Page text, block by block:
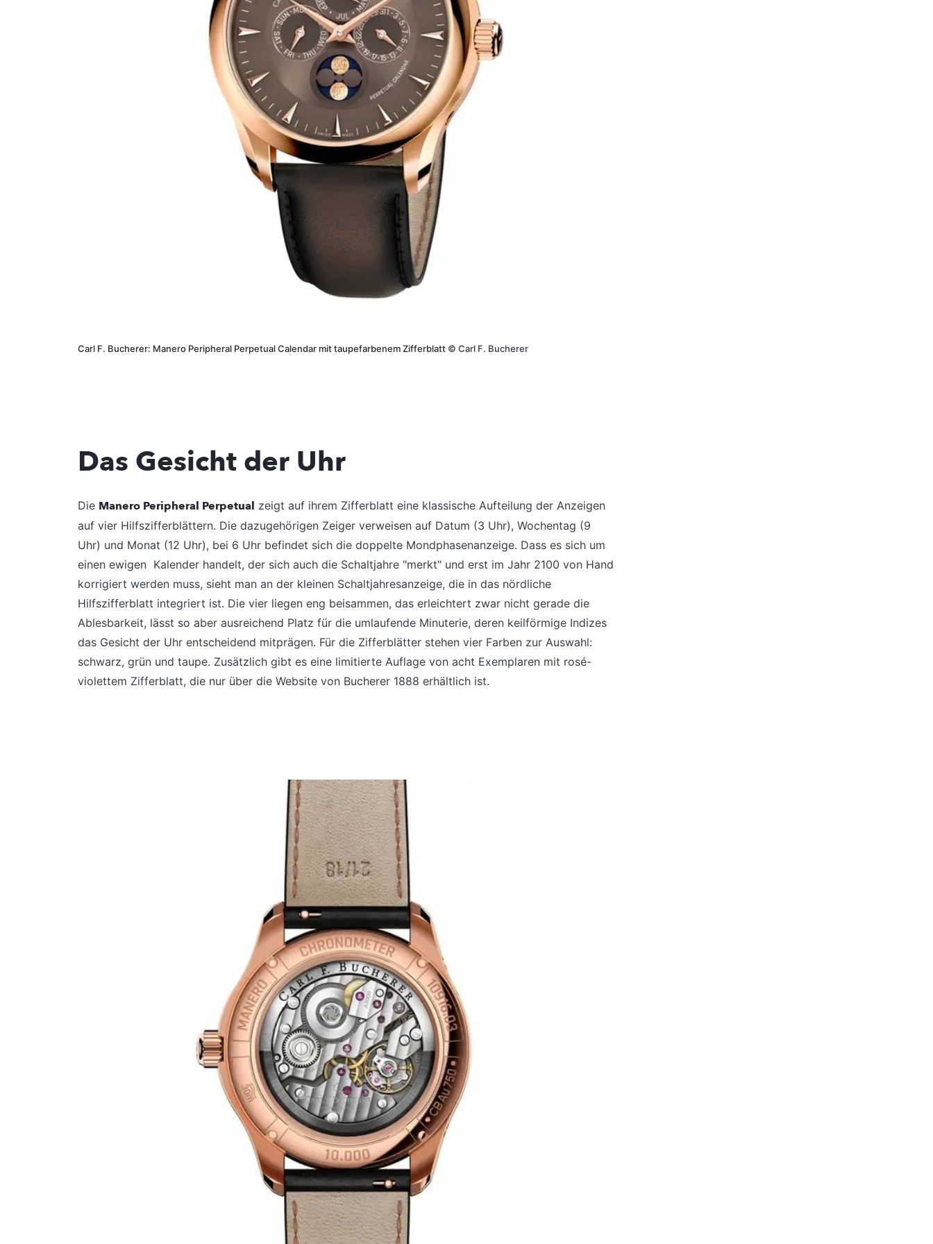
Carl F. Bucherer: Manero Peripheral Perpetual Calendar mit taupefarbenem Zifferblatt © Carl F. Bucherer
Das Gesicht der Uhr
Die Manero Peripheral Perpetual zeigt auf ihrem Zifferblatt eine klassische Aufteilung der Anzeigen
auf vier Hilfszifferblättern. Die dazugehörigen Zeiger verweisen auf Datum (3 Uhr), Wochentag (9
Uhr) und Monat (12 Uhr), bei 6 Uhr befindet sich die doppelte Mondphasenanzeige. Dass es sich um
einen ewigen Kalender handelt, der sich auch die Schaltjahre "merkt" und erst im Jahr 2100 von Hand
korrigiert werden muss, sieht man an der kleinen Schaltjahresanzeige, die in das nördliche
Hilfszifferblatt integriert ist. Die vier liegen eng beisammen, das erleichtert zwar nicht gerade die
Ablesbarkeit, lässt so aber ausreichend Platz für die umlaufende Minuterie, deren keilförmige Indizes
das Gesicht der Uhr entscheidend mitprägen. Für die Zifferblätter stehen vier Farben zur Auswahl:
schwarz, grün und taupe. Zusätzlich gibt es eine limitierte Auflage von acht Exemplaren mit rosé-
violettem Zifferblatt, die nur über die Website von Bucherer 1888 erhältlich ist.